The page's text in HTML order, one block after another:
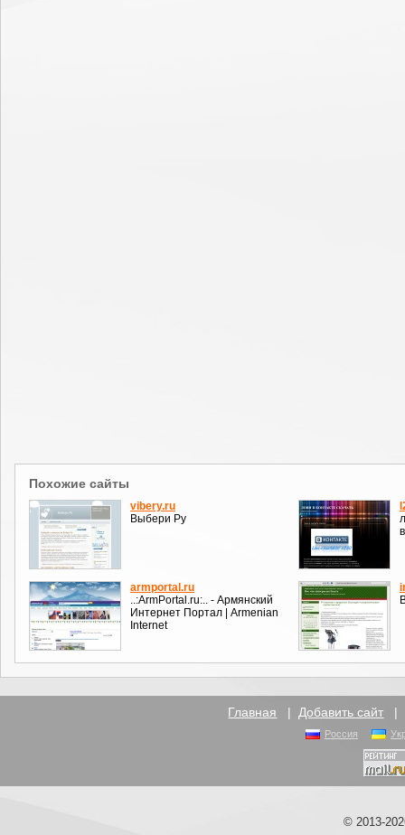
Похожие сайты
vibery.ru
Выбери Ру
armportal.ru
..:ArmPortal.ru:.. - Армянский
Интернет Портал | Armenian
Internet
Главная | Добавить сайт |
Россия
© 2013-